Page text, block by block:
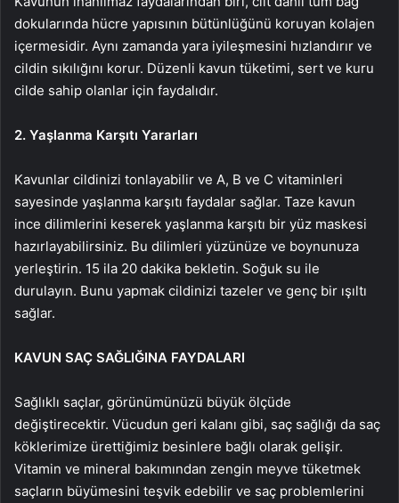
dokularında hücre yapısının bütünlüğünü koruyan kolajen
içermesidir. Aynı zamanda yara iyileşmesini hızlandırır ve
cildin sıkılığını korur. Düzenli kavun tüketimi, sert ve kuru
cilde sahip olanlar için faydalıdır.
2. Yaşlanma Karşıtı Yararları
Kavunlar cildinizi tonlayabilir ve A, B ve C vitaminleri
sayesinde yaşlanma karşıtı faydalar sağlar. Taze kavun
ince dilimlerini keserek yaşlanma karşıtı bir yüz maskesi
hazırlayabilirsiniz. Bu dilimleri yüzünüze ve boynunuza
yerleştirin. 15 ila 20 dakika bekletin. Soğuk su ile
durulayın. Bunu yapmak cildinizi tazeler ve genç bir ışıltı
sağlar.
KAVUN SAÇ SAĞLIĞINA FAYDALARI
Sağlıklı saçlar, görünümünüzü büyük ölçüde
değiştirecektir. Vücudun geri kalanı gibi, saç sağlığı da saç
köklerimize ürettiğimiz besinlere bağlı olarak gelişir.
Vitamin ve mineral bakımından zengin meyve tüketmek
saçların büyümesini teşvik edebilir ve saç problemlerini